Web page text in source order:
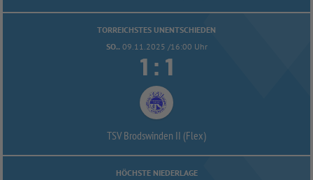
TORREICHSTES UNENTSCHIEDEN
SO.. 09.11.2025 /16:00 Uhr
 : 
TSV Brodswinden II (Flex)
HÖCHSTE NIEDERLAGE